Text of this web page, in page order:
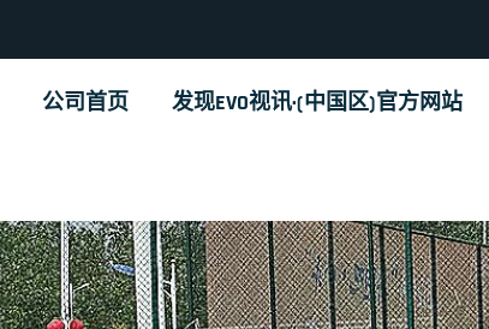
公司首页 发现EVO视讯·(中国区)官方网站